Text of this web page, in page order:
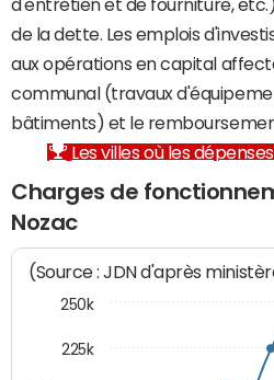
d'entretien et de fourniture,
de la dette. Les emplois
aux opérations en capital
communal (travaux
bâtiments) et le
Les villes où les
Charges de
Nozac
(Source : JDN d'après
225k
250k